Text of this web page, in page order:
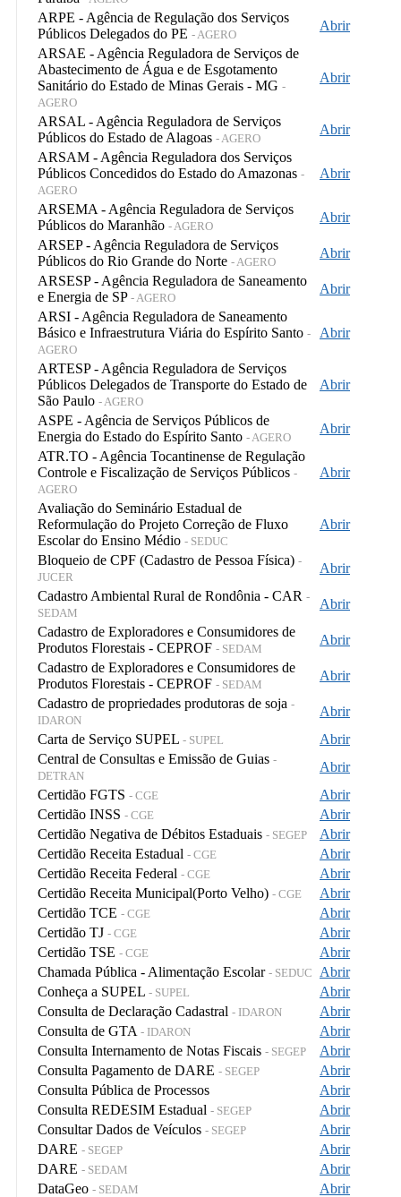
ARPE - Agência de Regulação dos Serviços
Públicos Delegados do PE - AGERO
Abrir
ARSAE - Agência Reguladora de Serviços de
Abastecimento de Água e de Esgotamento
Sanitário do Estado de Minas Gerais - MG -
AGERO
Abrir
ARSAL - Agência Reguladora de Serviços
Públicos do Estado de Alagoas - AGERO
Abrir
ARSAM - Agência Reguladora dos Serviços
Públicos Concedidos do Estado do Amazonas -
AGERO
Abrir
ARSEMA - Agência Reguladora de Serviços
Públicos do Maranhão - AGERO
Abrir
ARSEP - Agência Reguladora de Serviços
Públicos do Rio Grande do Norte - AGERO
Abrir
ARSESP - Agência Reguladora de Saneamento
e Energia de SP - AGERO
Abrir
ARSI - Agência Reguladora de Saneamento
Básico e Infraestrutura Viária do Espírito Santo -
AGERO
Abrir
ARTESP - Agência Reguladora de Serviços
Públicos Delegados de Transporte do Estado de
São Paulo - AGERO
Abrir
ASPE - Agência de Serviços Públicos de
Energia do Estado do Espírito Santo - AGERO
Abrir
ATR.TO - Agência Tocantinense de Regulação
Controle e Fiscalização de Serviços Públicos -
AGERO
Abrir
Avaliação do Seminário Estadual de
Reformulação do Projeto Correção de Fluxo
Escolar do Ensino Médio - SEDUC
Abrir
Bloqueio de CPF (Cadastro de Pessoa Física) -
JUCER
Abrir
Cadastro Ambiental Rural de Rondônia - CAR -
SEDAM
Abrir
Cadastro de Exploradores e Consumidores de
Produtos Florestais - CEPROF - SEDAM
Abrir
Cadastro de Exploradores e Consumidores de
Produtos Florestais - CEPROF - SEDAM
Abrir
Cadastro de propriedades produtoras de soja -
IDARON
Abrir
Carta de Serviço SUPEL - SUPEL
Abrir
Central de Consultas e Emissão de Guias -
DETRAN
Abrir
Certidão FGTS - CGE
Abrir
Certidão INSS - CGE
Abrir
Certidão Negativa de Débitos Estaduais - SEGEP
Abrir
Certidão Receita Estadual - CGE
Abrir
Certidão Receita Federal - CGE
Abrir
Certidão Receita Municipal(Porto Velho) - CGE
Abrir
Certidão TCE - CGE
Abrir
Certidão TJ - CGE
Abrir
Certidão TSE - CGE
Abrir
Chamada Pública - Alimentação Escolar - SEDUC
Abrir
Conheça a SUPEL - SUPEL
Abrir
Consulta de Declaração Cadastral - IDARON
Abrir
Consulta de GTA - IDARON
Abrir
Consulta Internamento de Notas Fiscais - SEGEP
Abrir
Consulta Pagamento de DARE - SEGEP
Abrir
Consulta Pública de Processos
Abrir
Consulta REDESIM Estadual - SEGEP
Abrir
Consultar Dados de Veículos - SEGEP
Abrir
DARE - SEGEP
Abrir
DARE - SEDAM
Abrir
DataGeo - SEDAM
Abrir